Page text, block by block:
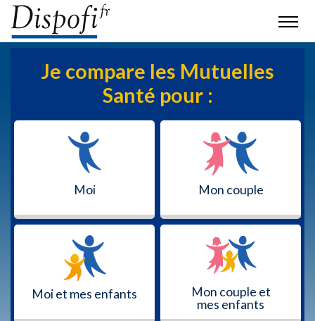
Je compare les Mutuelles
Santé pour :
Moi Mon couple
Moi et mes enfants
Mon couple et
mes enfants